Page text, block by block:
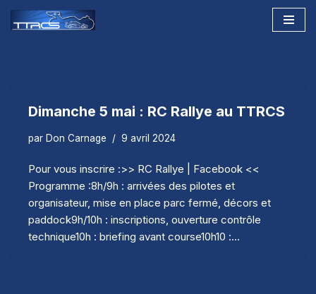
Dimanche 5 mai : RC Rallye au TTRCS
par Don Carnage 9 avril 2024
Pour vous inscrire :>> RC Rallye | Facebook <<
Programme :8h/9h : arrivées des pilotes et
organisateur, mise en place parc fermé, décors et
paddock9h/10h : inscriptions, ouverture contrôle
technique10h : briefing avant course10h10 :…